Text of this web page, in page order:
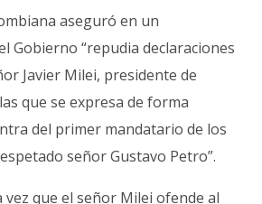
aseguró en un
Gobierno “repudia declaraciones
Javier Milei, presidente de
que se expresa de forma
del primer mandatario de los
señor Gustavo Petro”.
vez que el señor Milei ofende al